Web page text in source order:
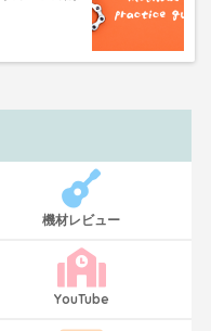
機材レビュー
YouTube